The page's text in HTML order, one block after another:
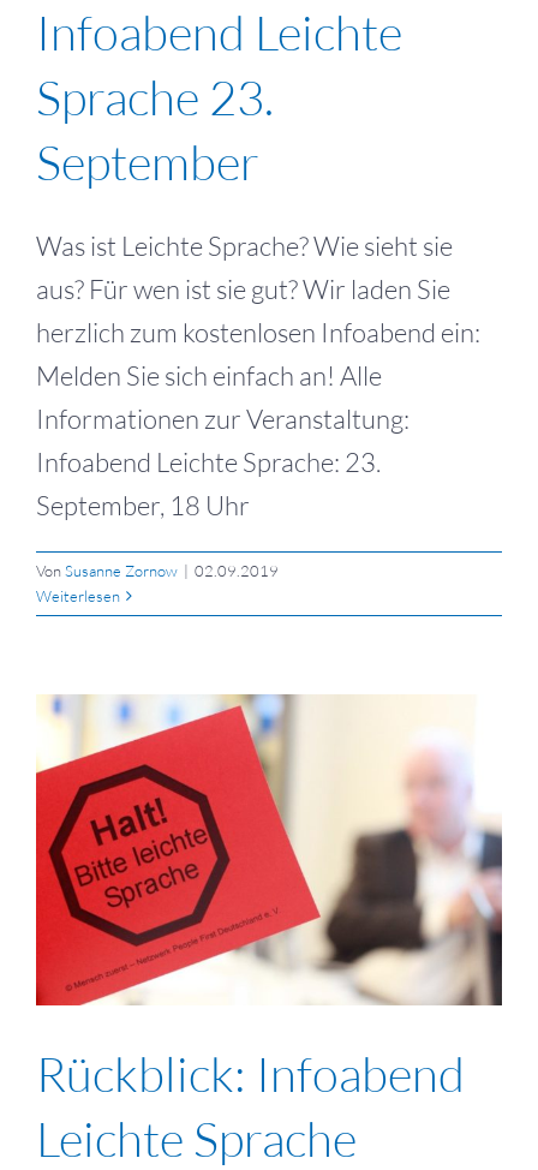
Infoabend Leichte
Sprache 23.
September
Was ist Leichte Sprache? Wie sieht sie
aus? Für wen ist sie gut? Wir laden Sie
herzlich zum kostenlosen Infoabend ein:
Melden Sie sich einfach an! Alle
Informationen zur Veranstaltung:
Infoabend Leichte Sprache: 23.
September, 18 Uhr
VonSusanne Zornow | 02.09.2019
Weiterlesen
Rückblick: Infoabend
Leichte Sprache